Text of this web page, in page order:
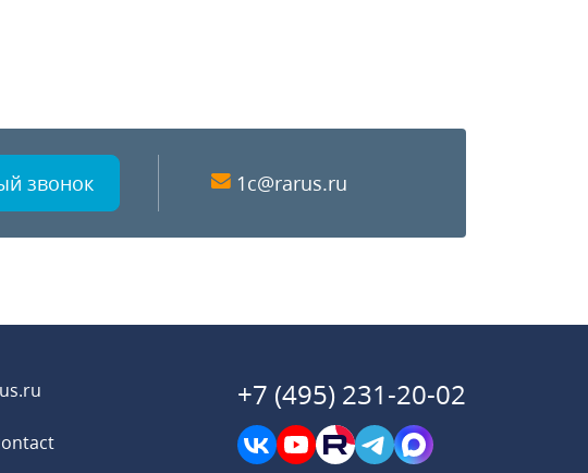
звонок 1c@rarus.ru
+7 (495) 231-20-02